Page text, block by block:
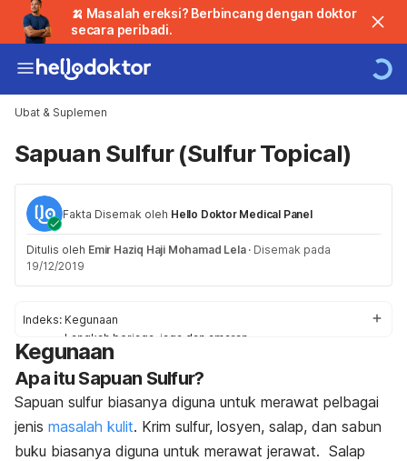
🍌 Masalah ereksi? Berbincang dengan doktor
secara peribadi.
Ubat & Suplemen
Sapuan Sulfur (Sulfur Topical)
Fakta Disemak oleh Hello Doktor Medical Panel
Ditulis oleh Emir Haziq Haji Mohamad Lela · Disemak pada
19/12/2019
Indeks: Kegunaan
Langkah berjaga-jaga dan amaran
Kesan Sampingan
Tindak Balas
Penggunaan / Dos
Kegunaan
Apa itu Sapuan Sulfur?
Sapuan sulfur biasanya diguna untuk merawat pelbagai
jenis masalah kulit. Krim sulfur, losyen, salap, dan sabun
buku biasanya diguna untuk merawat jerawat. Salap